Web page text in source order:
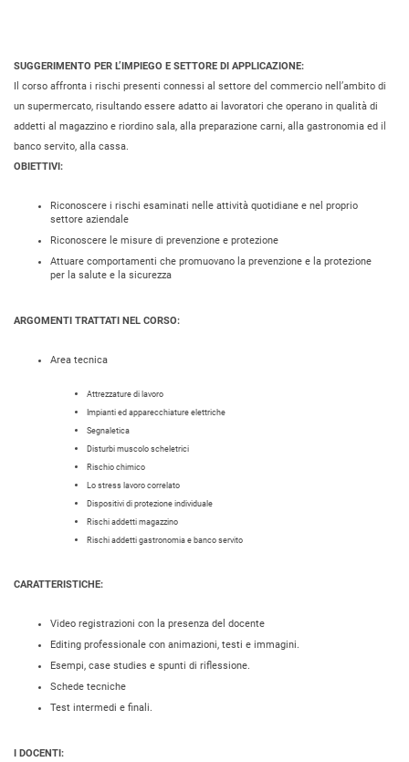
SUGGERIMENTO PER L’IMPIEGO E SETTORE DI APPLICAZIONE:
Il corso affronta i rischi presenti connessi al settore del commercio nell’ambito di
un supermercato, risultando essere adatto ai lavoratori che operano in qualità di
addetti al magazzino e riordino sala, alla preparazione carni, alla gastronomia ed il
banco servito, alla cassa.
OBIETTIVI:
Riconoscere i rischi esaminati nelle attività quotidiane e nel proprio
settore aziendale
Riconoscere le misure di prevenzione e protezione
Attuare comportamenti che promuovano la prevenzione e la protezione
per la salute e la sicurezza
ARGOMENTI TRATTATI NEL CORSO:
Area tecnica
Attrezzature di lavoro
Impianti ed apparecchiature elettriche
Segnaletica
Disturbi muscolo scheletrici
Rischio chimico
Lo stress lavoro correlato
Dispositivi di protezione individuale
Rischi addetti magazzino
Rischi addetti gastronomia e banco servito
CARATTERISTICHE:
Video registrazioni con la presenza del docente
Editing professionale con animazioni, testi e immagini.
Esempi, case studies e spunti di riflessione.
Schede tecniche
Test intermedi e finali.
I DOCENTI: